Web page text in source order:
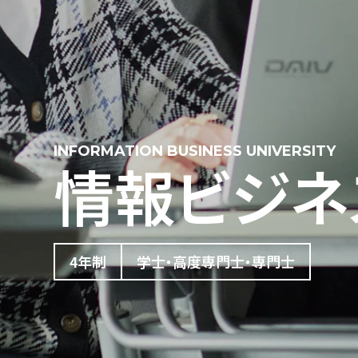
INFORMATION BUSINESS UNIVERSITY
情報ビジ
4年制 学士・高度専門士・専門士